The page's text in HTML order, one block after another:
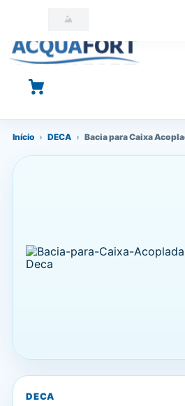
O que você está procurando?
Início › DECA › Bacia para Caixa
DECA